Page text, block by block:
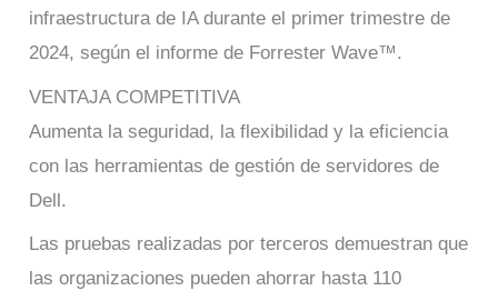
infraestructura de IA durante el primer trimestre de
2024, según el informe de Forrester Wave™.
VENTAJA COMPETITIVA
Aumenta la seguridad, la flexibilidad y la eficiencia
con las herramientas de gestión de servidores de
Dell.
Las pruebas realizadas por terceros demuestran que
las organizaciones pueden ahorrar hasta 110